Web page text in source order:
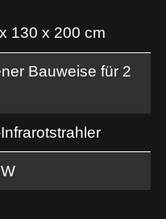
130 x 200 cm
Bauweise für 2